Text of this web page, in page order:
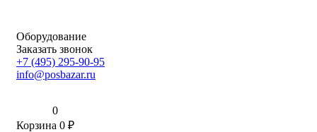
Оборудование
Заказать звонок
+7 (495) 295-90-95
info@posbazar.ru
0
Корзина 0 ₽